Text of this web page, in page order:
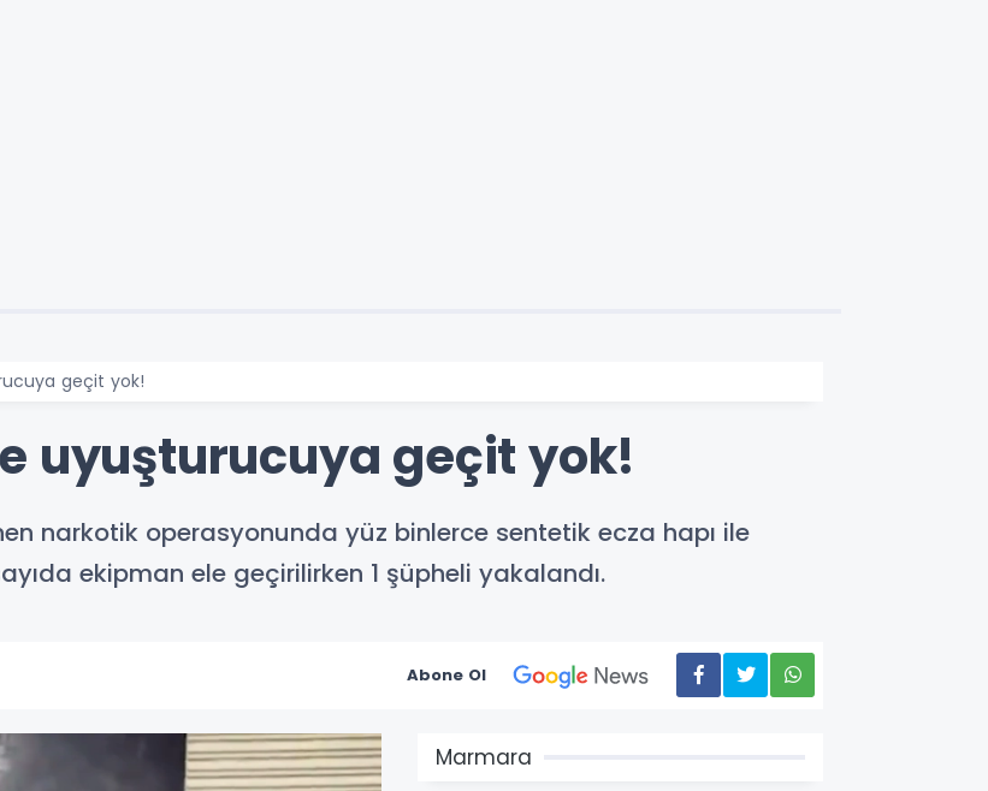
geçit yok!
uyuşturucuya geçit yok!
narkotik operasyonunda yüz binlerce sentetik ecza hapı ile
ekipman ele geçirilirken 1 şüpheli yakalandı.
Abone Ol
Marmara